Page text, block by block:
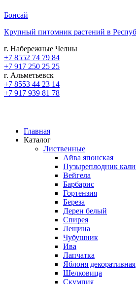
Бонсай
Крупный питомник растений в
г. Набережные Челны
+7 8552 74 79 84
+7 917 250 25 25
г. Альметьевск
+7 8553 44 23 14
+7 917 939 81 78
Главная
Каталог
Лиственные
Айва японская
Пузыреплодник
Вейгела
Барбарис
Гортензия
Береза
Дерен белый
Спирея
Лещина
Чубушник
Ива
Лапчатка
Яблоня декоративная
Шелковица
Скумпия